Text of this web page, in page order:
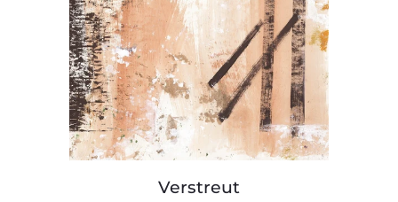
Verstreut